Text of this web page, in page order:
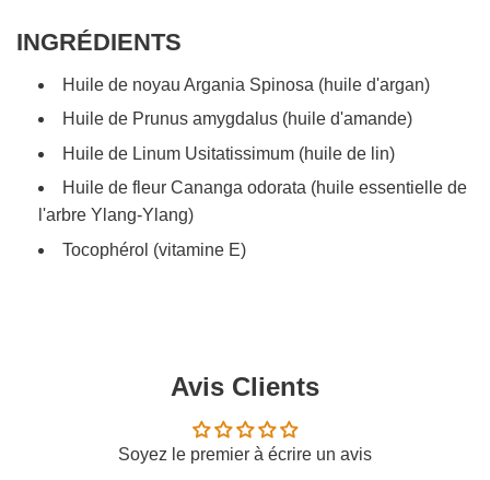
INGRÉDIENTS
Huile de noyau Argania Spinosa (huile d'argan)
Huile de Prunus amygdalus (huile d'amande)
Huile de Linum Usitatissimum (huile de lin)
Huile de fleur Cananga odorata (huile essentielle de
l'arbre Ylang-Ylang)
Tocophérol (vitamine E)
Avis Clients
Soyez le premier à écrire un avis